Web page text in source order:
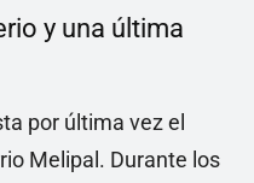
y una última
por última vez el
Melipal. Durante los